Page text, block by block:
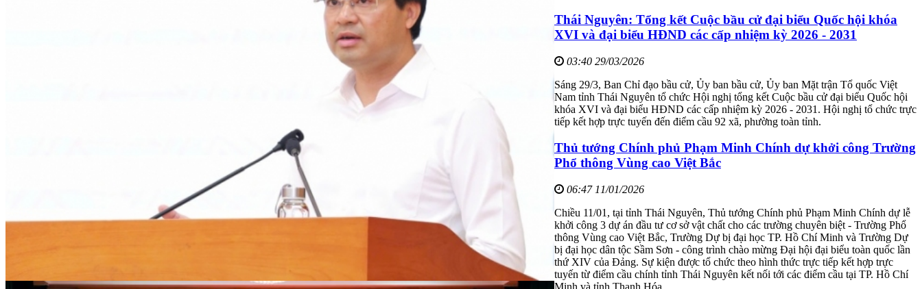
Thái Nguyên: Tổng kết Cuộc bầu cử đại biểu Quốc hội khóa
XVI và đại biểu HĐND các cấp nhiệm kỳ 2026 - 2031
03:40 29/03/2026
Sáng 29/3, Ban Chỉ đạo bầu cử, Ủy ban bầu cử, Ủy ban Mặt trận Tổ quốc Việt
Nam tỉnh Thái Nguyên tổ chức Hội nghị tổng kết Cuộc bầu cử đại biểu Quốc hội
khóa XVI và đại biểu HĐND các cấp nhiệm kỳ 2026 - 2031. Hội nghị tổ chức trực
tiếp kết hợp trực tuyến đến điểm cầu 92 xã, phường toàn tỉnh.
Thủ tướng Chính phủ Phạm Minh Chính dự khởi công Trường
Phổ thông Vùng cao Việt Bắc
06:47 11/01/2026
Chiều 11/01, tại tỉnh Thái Nguyên, Thủ tướng Chính phủ Phạm Minh Chính dự lễ
khởi công 3 dự án đầu tư cơ sở vật chất cho các trường chuyên biệt - Trường Phổ
thông Vùng cao Việt Bắc, Trường Dự bị đại học TP. Hồ Chí Minh và Trường Dự
bị đại học dân tộc Sầm Sơn - công trình chào mừng Đại hội đại biểu toàn quốc lần
thứ XIV của Đảng. Sự kiện được tổ chức theo hình thức trực tiếp kết hợp trực
tuyến từ điểm cầu chính tỉnh Thái Nguyên kết nối tới các điểm cầu tại TP. Hồ Chí
Minh và tỉnh Thanh Hóa.